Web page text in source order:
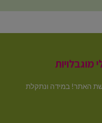
האתר! במידה ונתקלת